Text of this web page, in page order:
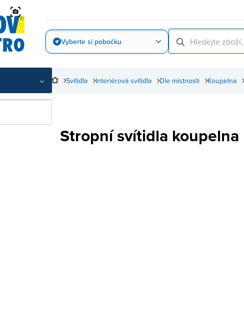
Vyberte si pobočku
Koupelna
Dle místnosti
Interiérová svítidla
Svítidla
Stropní svítidla koupelna